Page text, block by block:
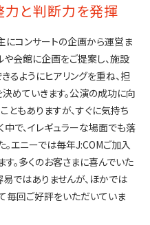
力と判断力を発揮
にコンサートの企画から運営ま
や会館に企画をご提案し、施設
るようにヒアリングを重ね、担
めていきます。公演の成功に向
ともありますが、すぐに気持ち
で、イレギュラーな場面でも落
。エニーでは毎年J:COMご加入
。多くのお客さまに喜んでいた
ではありませんが、ほかでは
毎回ご好評をいただいていま